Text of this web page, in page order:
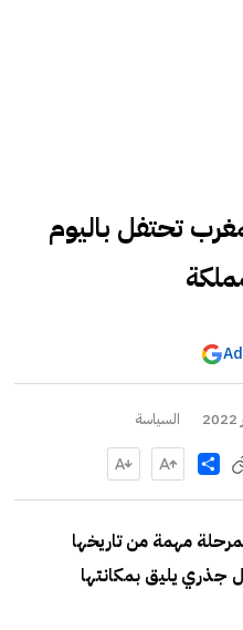
تحتفل باليوم
السياسة
Share
مهمة من تاريخها
جذري يليق بمكانتها